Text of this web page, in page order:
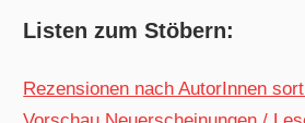
Listen zum Stöbern:
Rezensionen nach AutorInnen